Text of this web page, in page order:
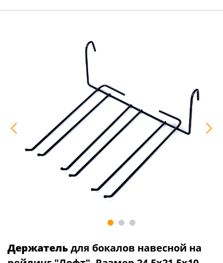
Держатель для бокалов навесной на